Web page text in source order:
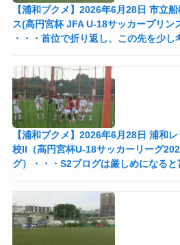
【浦和ブクメ】2026年6月28日 市立
ス(高円宮杯 JFA U-18サッカープリン
・・・首位で折り返し、この先を少し
【浦和ブクメ】2026年6月28日 浦和
校II（高円宮杯U-18サッカーリーグ
グ）・・・S2ブログは厳しめになる